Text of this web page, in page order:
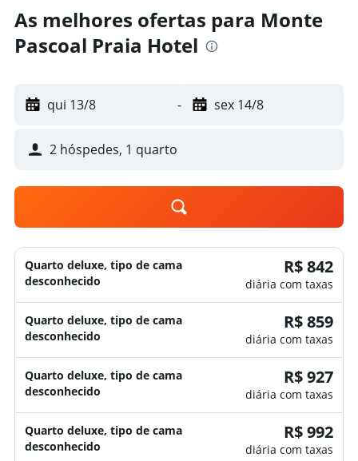
As melhores ofertas para Monte
Pascoal Praia Hotel
qui 13/8 - sex 14/8
2 hóspedes, 1 quarto
Quarto deluxe, tipo de cama
desconhecido
R$ 842
diária com taxas
Quarto deluxe, tipo de cama
desconhecido
R$ 859
diária com taxas
Quarto deluxe, tipo de cama
desconhecido
R$ 927
diária com taxas
Quarto deluxe, tipo de cama
desconhecido
R$ 992
diária com taxas